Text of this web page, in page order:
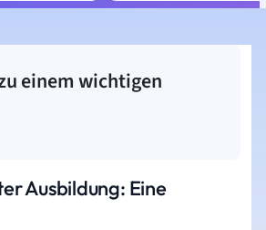
einem wichtigen
Ausbildung: Eine